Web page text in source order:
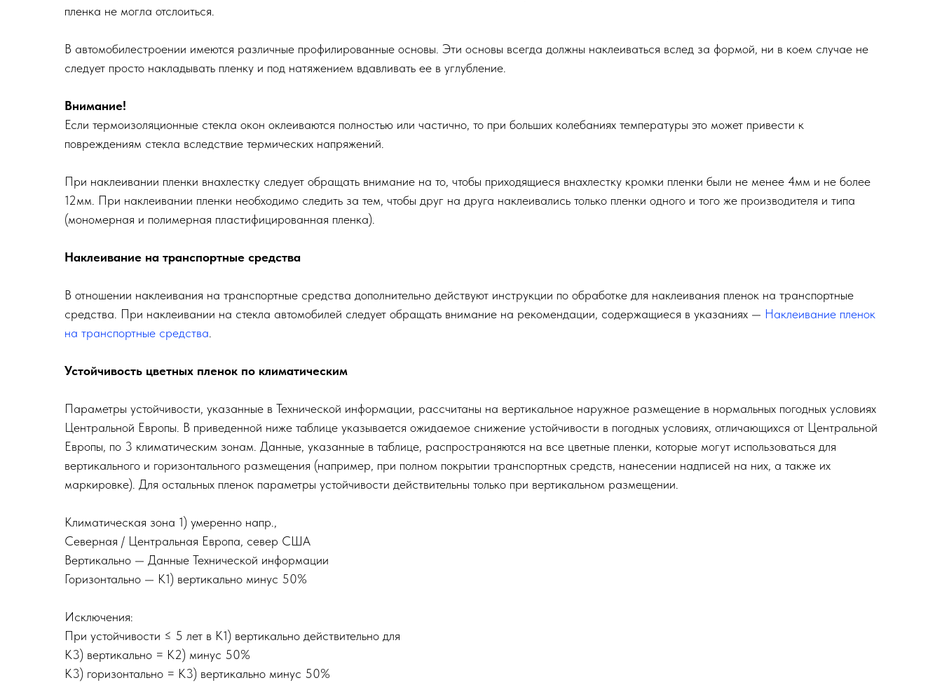
пленка не могла отслоиться.
В автомобилестроении имеются различные профилированные основы. Эти основы всегда должны наклеиваться вслед за формой, ни в коем случае не
следует просто накладывать пленку и под натяжением вдавливать ее в углубление.
Внимание!
Если термоизоляционные стекла окон оклеиваются полностью или частично, то при больших колебаниях температуры это может привести к
повреждениям стекла вследствие термических напряжений.
При наклеивании пленки внахлестку следует обращать внимание на то, чтобы приходящиеся внахлестку кромки пленки были не менее 4мм и не более
12мм. При наклеивании пленки необходимо следить за тем, чтобы друг на друга наклеивались только пленки одного и того же производителя и типа
(мономерная и полимерная пластифицированная пленка).
Наклеивание на транспортные средства
В отношении наклеивания на транспортные средства дополнительно действуют инструкции по обработке для наклеивания пленок на транспортные
средства. При наклеивании на стекла автомобилей следует обращать внимание на рекомендации, содержащиеся в указаниях — Наклеивание пленок
на транспортные средства
Устойчивость цветных пленок по климатическим
Параметры устойчивости, указанные в Технической информации, рассчитаны на вертикальное наружное размещение в нормальных погодных условиях
Центральной Европы. В приведенной ниже таблице указывается ожидаемое снижение устойчивости в погодных условиях, отличающихся от Центральной
Европы, по 3 климатическим зонам. Данные, указанные в таблице, распространяются на все цветные пленки, которые могут использоваться для
вертикального и горизонтального размещения (например, при полном покрытии транспортных средств, нанесении надписей на них, а также их
маркировке). Для остальных пленок параметры устойчивости действительны только при вертикальном размещении.
Климатическая зона 1) умеренно напр.,
Северная / Центральная Европа, север США
Вертикально — Данные Технической информации
Горизонтально — K1) вертикально минус 50%
Исключения:
При устойчивости ≤ 5 лет в K1) вертикально действительно для
К3) вертикально = K2) минус 50%
K3) горизонтально = K3) вертикально минус 50%